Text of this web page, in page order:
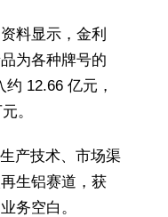
料显示，金利
为各种牌号的
12.66 亿元，
。
产技术、市场渠
生铝赛道，获
务空白。